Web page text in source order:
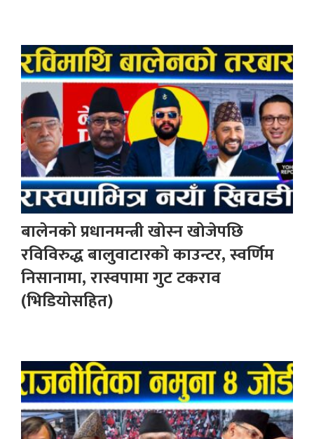
बालेनको प्रधानमन्त्री खोस्न खोजेपछि
रविविरुद्ध बालुवाटारको काउन्टर, स्वर्णिम
निसानामा, रास्वपामा गुट टकराव
(भिडियोसहित)